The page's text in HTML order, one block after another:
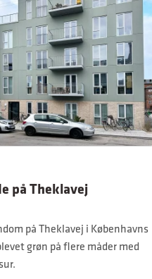
på Theklavej
på Theklavej i Københavns
grøn på flere måder med